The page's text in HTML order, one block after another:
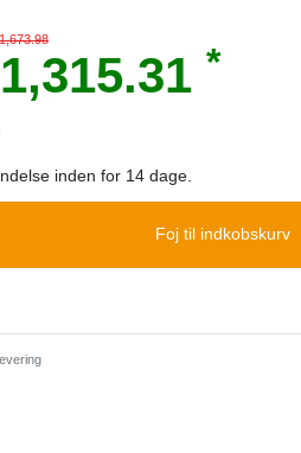
*
inden for 14 dage.
Foj til indkobskurv